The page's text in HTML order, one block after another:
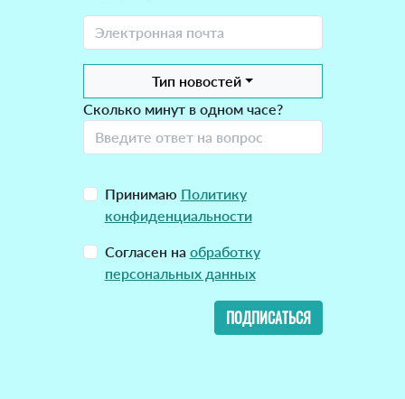
Тип новостей
Сколько минут в одном часе?
Принимаю Политику
конфиденциальности
Согласен на обработку
персональных данных
ПОДПИСАТЬСЯ